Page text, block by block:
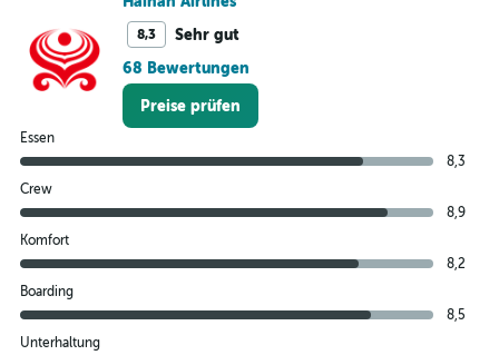
8,3
Sehr gut
68 Bewertungen
Preise prüfen
Essen
8,3
Crew
8,9
Komfort
8,2
Boarding
8,5
Unterhaltung